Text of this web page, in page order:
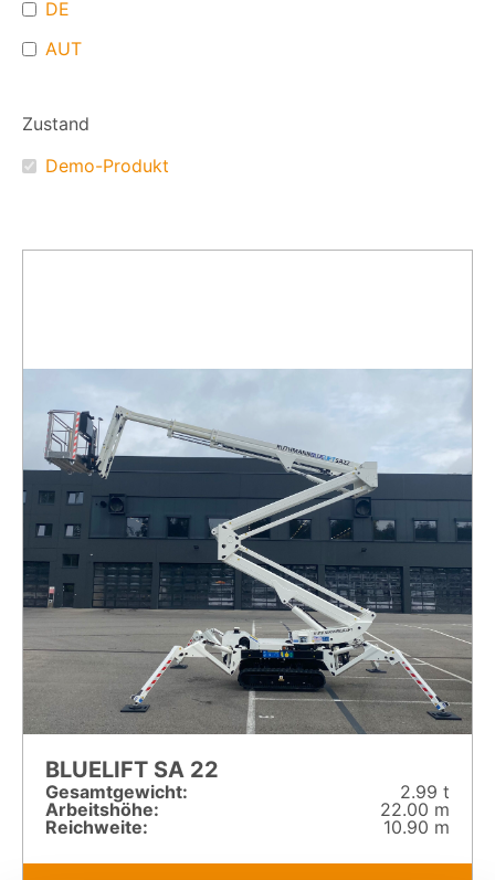
DE
AUT
Zustand
Demo-Produkt
BLUELIFT SA 22
Gesamt­gewicht:
2.99 t
Arbeitshöhe:
22.00 m
Reichweite:
10.90 m